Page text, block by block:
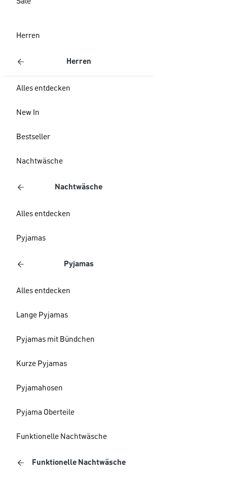
Herren
Herren
Alles entdecken
New In
Bestseller
Nachtwäsche
Nachtwäsche
Alles entdecken
Pyjamas
Pyjamas
Alles entdecken
Lange Pyjamas
Pyjamas mit Bündchen
Kurze Pyjamas
Pyjamahosen
Pyjama Oberteile
Funktionelle Nachtwäsche
Funktionelle Nachtwäsche